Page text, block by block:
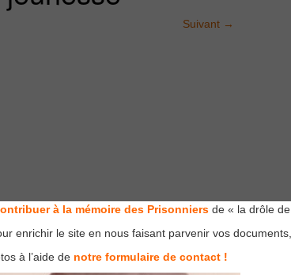
Suivant →
à la mémoire des Prisonniers de « la drôle de
enrichir le site en nous faisant parvenir vos documents,
à l’aide de notre formulaire de contact !